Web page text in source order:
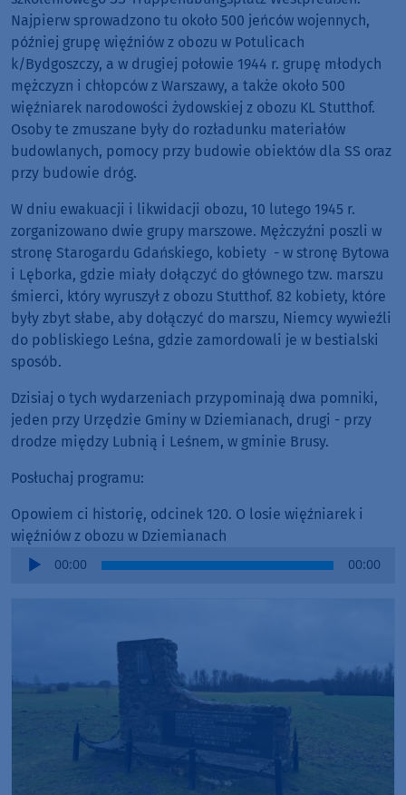
Najpierw sprowadzono tu około 500 jeńców wojennych,
później grupę więźniów z obozu w Potulicach
k/Bydgoszczy, a w drugiej połowie 1944 r. grupę młodych
mężczyzn i chłopców z Warszawy, a także około 500
więźniarek narodowości żydowskiej z obozu KL Stutthof.
Osoby te zmuszane były do rozładunku materiałów
budowlanych, pomocy przy budowie obiektów dla SS oraz
przy budowie dróg.
W dniu ewakuacji i likwidacji obozu, 10 lutego 1945 r.
zorganizowano dwie grupy marszowe. Mężczyźni poszli w
stronę Starogardu Gdańskiego, kobiety - w stronę Bytowa
i Lęborka, gdzie miały dołączyć do głównego tzw. marszu
śmierci, który wyruszył z obozu Stutthof. 82 kobiety, które
były zbyt słabe, aby dołączyć do marszu, Niemcy wywieźli
do pobliskiego Leśna, gdzie zamordowali je w bestialski
sposób.
Dzisiaj o tych wydarzeniach przypominają dwa pomniki,
jeden przy Urzędzie Gminy w Dziemianach, drugi - przy
drodze między Lubnią i Leśnem, w gminie Brusy.
Posłuchaj programu:
Opowiem ci historię, odcinek 120. O losie więźniarek i
więźniów z obozu w Dziemianach
Audio
00:00 00:00